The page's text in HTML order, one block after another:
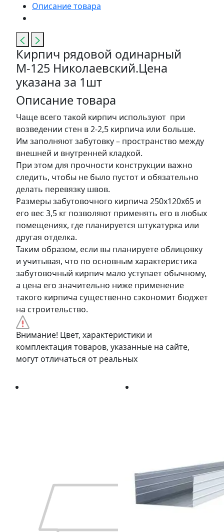
Описание товара
Кирпич рядовой одинарный
М-125 Николаевский.Цена
указана за 1шт
Описание товара
Чаще всего такой кирпич используют при
возведении стен в 2-2,5 кирпича или больше.
Им заполняют забутовку – пространство между
внешней и внутренней кладкой.
При этом для прочности конструкции важно
следить, чтобы не было пустот и обязательно
делать перевязку швов.
Размеры забутовочного кирпича 250х120х65 и
его вес 3,5 кг позволяют применять его в любых
помещениях, где планируется штукатурка или
другая отделка.
Таким образом, если вы планируете облицовку
и учитывая, что по основным характеристика
забутовочный кирпич мало уступает обычному,
а цена его значительно ниже применение
такого кирпича существенно сэкономит бюджет
на строительство.
Внимание! Цвет, характеристики и
комплектация товаров, указанные на сайте,
могут отличаться от реальных